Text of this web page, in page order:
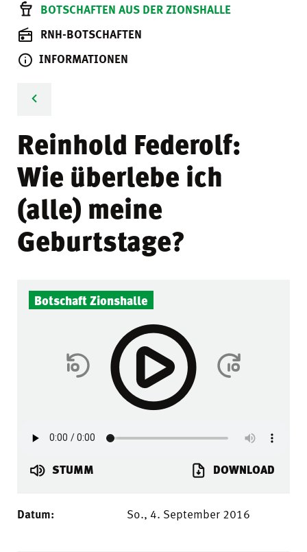
BOTSCHAFTEN AUS DER ZIONSHALLE
RNH-BOTSCHAFTEN
INFORMATIONEN
Reinhold Federolf:
Wie überlebe ich
(alle) meine
Geburtstage?
Botschaft Zionshalle
STUMM DOWNLOAD
Datum: So., 4. September 2016